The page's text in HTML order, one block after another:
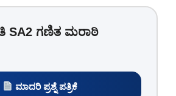
SA2 ಗಣಿತ ಮರಾಠಿ
ಮಾದರಿ ಪ್ರಶ್ನೆ ಪತ್ರಿಕೆ